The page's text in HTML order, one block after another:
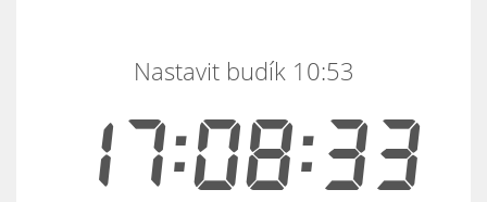
17:08:33
Nastavit budík 10:53